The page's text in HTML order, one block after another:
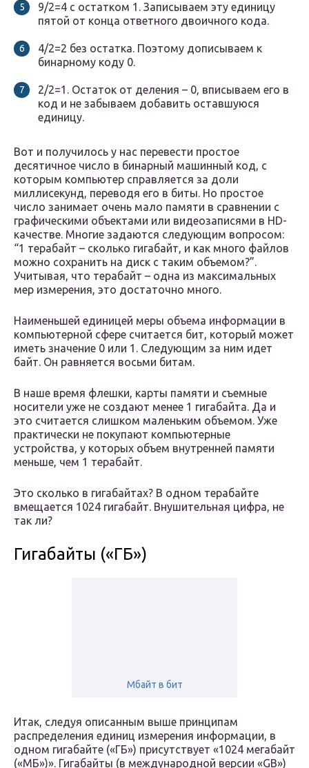
9/2=4 с остатком 1. Записываем эту единицу
пятой от конца ответного двоичного кода.
4/2=2 без остатка. Поэтому дописываем к
бинарному коду 0.
2/2=1. Остаток от деления – 0, вписываем его в
код и не забываем добавить оставшуюся
единицу.
Вот и получилось у нас перевести простое
десятичное число в бинарный машинный код, с
которым компьютер справляется за доли
миллисекунд, переводя его в биты. Но простое
число занимает очень мало памяти в сравнении с
графическими объектами или видеозаписями в HD-
качестве. Многие задаются следующим вопросом:
“1 терабайт – сколько гигабайт, и как много файлов
можно сохранить на диск с таким объемом?”.
Учитывая, что терабайт – одна из максимальных
мер измерения, это достаточно много.
Наименьшей единицей меры объема информации в
компьютерной сфере считается бит, который может
иметь значение 0 или 1. Следующим за ним идет
байт. Он равняется восьми битам.
В наше время флешки, карты памяти и съемные
носители уже не создают менее 1 гигабайта. Да и
это считается слишком маленьким объемом. Уже
практически не покупают компьютерные
устройства, у которых объем внутренней памяти
меньше, чем 1 терабайт.
Это сколько в гигабайтах? В одном терабайте
вмещается 1024 гигабайт. Внушительная цифра, не
так ли?
Гигабайты («ГБ»)
Мбайт в бит
Итак, следуя описанным выше принципам
распределения единиц измерения информации, в
одном гигабайте («ГБ») присутствует «1024 мегабайт
(«МБ»)». Гигабайты (в международной версии «GB»)